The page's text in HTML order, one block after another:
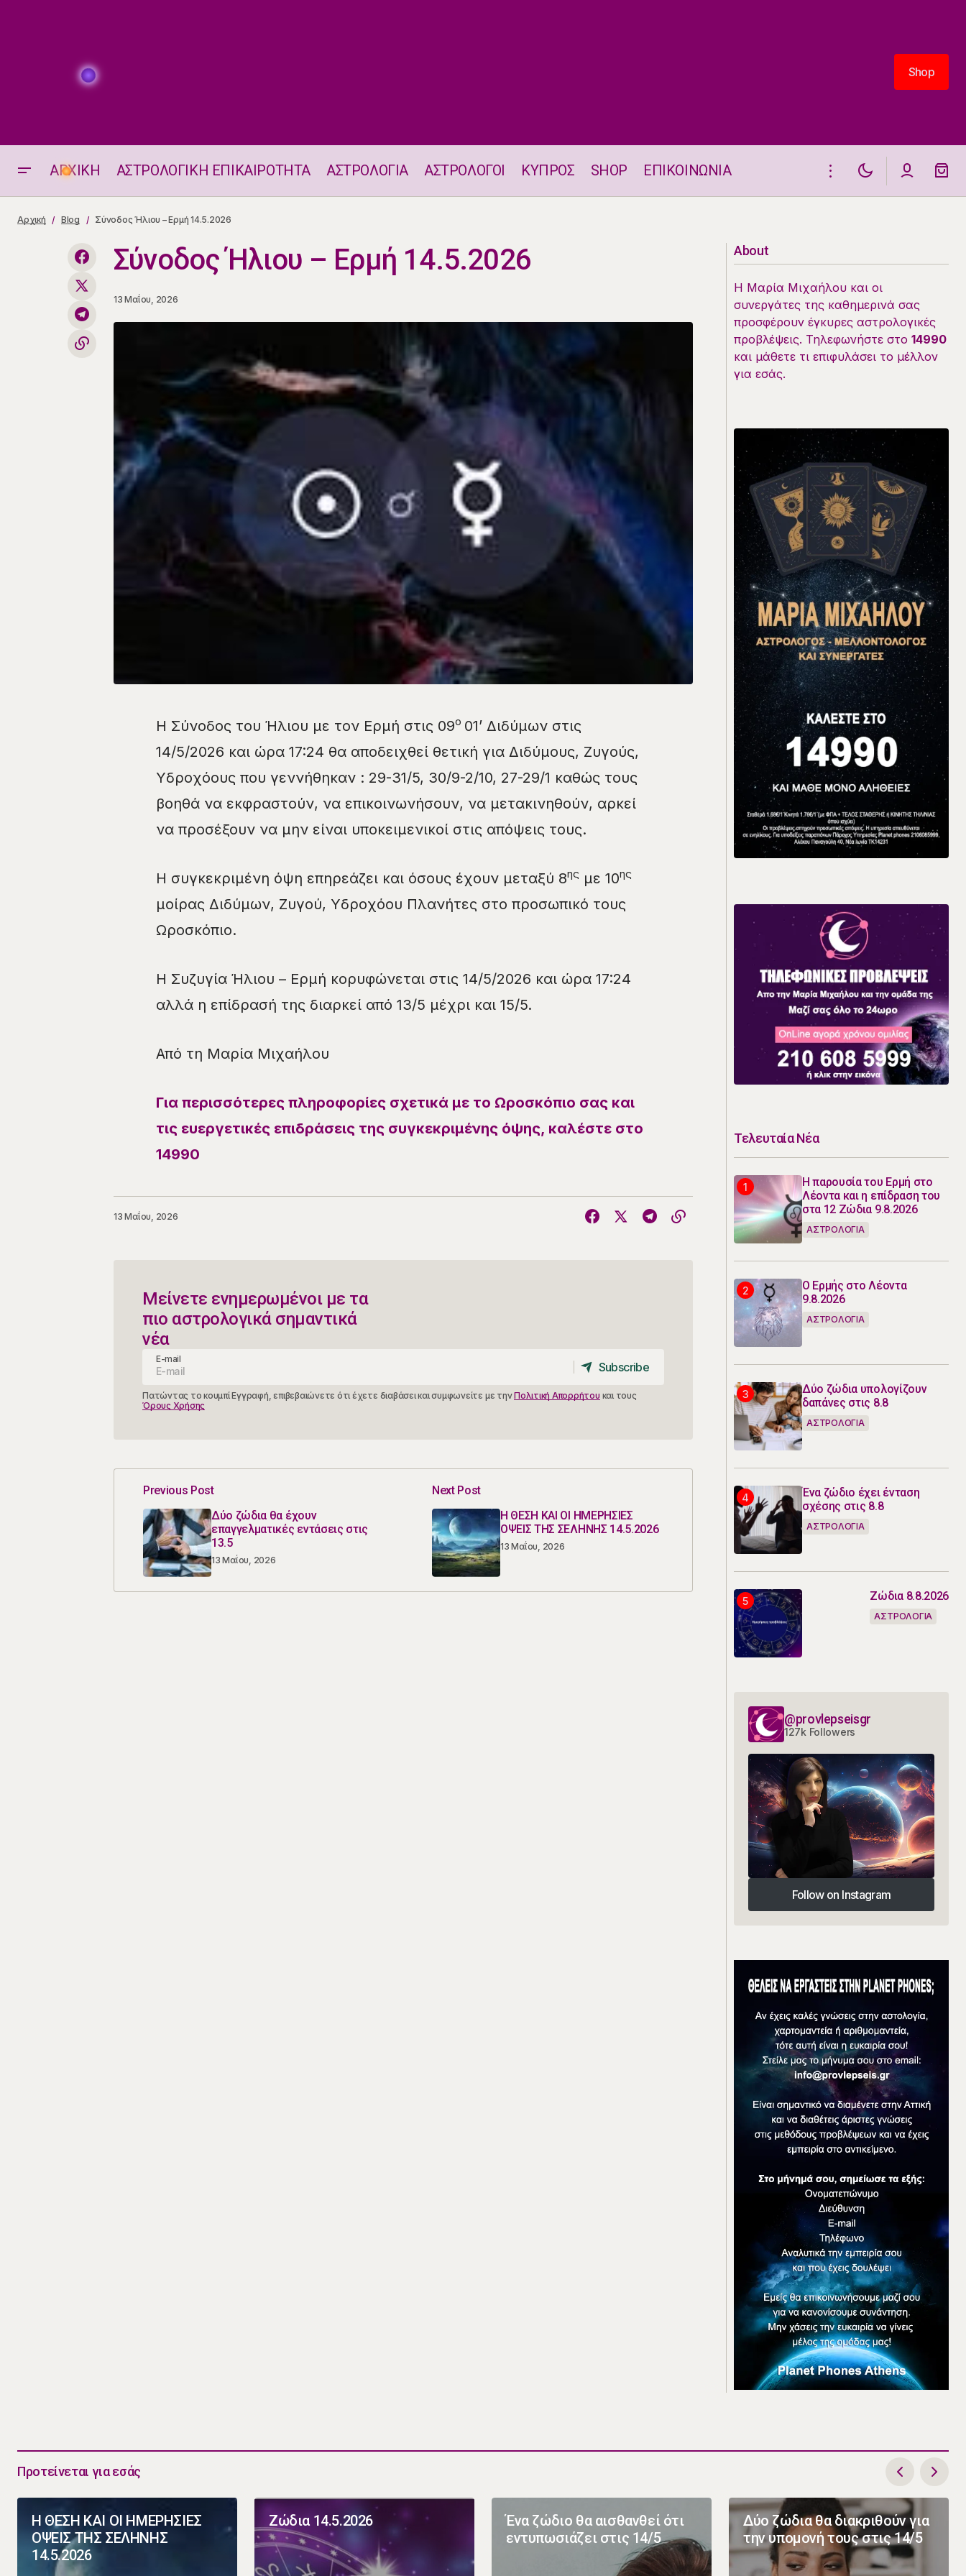
Shop
Shop
ΑΡΧΙΚΗ ΑΣΤΡΟΛΟΓΙΚΗ ΕΠΙΚΑΙΡΟΤΗΤΑ ΑΣΤΡΟΛΟΓΙΑ ΑΣΤΡΟΛΟΓΟΙ ΚΥΠΡΟΣ SHOP ΕΠΙΚΟΙΝΩΝΙΑ
Δύο ζώδια θα έχουν επαγγελματικές
εντάσεις στις 13.5
Αρχική Blog Σύνοδος Ήλιου – Ερμή 14.5.2026
Σύνοδος Ήλιου – Ερμή 14.5.2026
13 Μαΐου, 2026
Η Σύνοδος του Ήλιου με τον Ερμή στις 09ο 01’ Διδύμων στις
14/5/2026 και ώρα 17:24 θα αποδειχθεί θετική για Διδύμους, Ζυγούς,
Υδροχόους που γεννήθηκαν : 29-31/5, 30/9-2/10, 27-29/1 καθώς τους
βοηθά να εκφραστούν, να επικοινωνήσουν, να μετακινηθούν, αρκεί
να προσέξουν να μην είναι υποκειμενικοί στις απόψεις τους.
Η συγκεκριμένη όψη επηρεάζει και όσους έχουν μεταξύ 8ης με 10ης
μοίρας Διδύμων, Ζυγού, Υδροχόου Πλανήτες στο προσωπικό τους
Ωροσκόπιο.
Η Συζυγία Ήλιου – Ερμή κορυφώνεται στις 14/5/2026 και ώρα 17:24
αλλά η επίδρασή της διαρκεί από 13/5 μέχρι και 15/5.
Από τη Μαρία Μιχαήλου
Για περισσότερες πληροφορίες σχετικά με το Ωροσκόπιο σας και
τις ευεργετικές επιδράσεις της συγκεκριμένης όψης, καλέστε στο
14990
13 Μαΐου, 2026
Μείνετε ενημερωμένοι με τα
πιο αστρολογικά σημαντικά
νέα
E-mail
Subscribe
Πατώντας το κουμπί Εγγραφή, επιβεβαιώνετε ότι έχετε διαβάσει και συμφωνείτε με τηνΠολιτική Απορρήτου και τους
Όρους Χρήσης
Previous Post
Δύο ζώδια θα έχουν
επαγγελματικές εντάσεις στις
13.5
13 Μαΐου, 2026
Next Post
Η ΘΕΣΗ ΚΑΙ ΟΙ ΗΜΕΡΗΣΙΕΣ
ΟΨΕΙΣ ΤΗΣ ΣΕΛΗΝΗΣ 14.5.2026
13 Μαΐου, 2026
About
Η Μαρία Μιχαήλου και οι
συνεργάτες της καθημερινά σας
προσφέρουν έγκυρες αστρολογικές
προβλέψεις. Τηλεφωνήστε στο 14990
και μάθετε τι επιφυλάσει το μέλλον
για εσάς.
Τελευταία Νέα
Η παρουσία του Ερμή στο
Λέοντα και η επίδραση του
στα 12 Ζώδια 9.8.2026
ΑΣΤΡΟΛΟΓΙΑ
Ο Ερμής στο Λέοντα
9.8.2026
ΑΣΤΡΟΛΟΓΙΑ
Δύο ζώδια υπολογίζουν
δαπάνες στις 8.8
ΑΣΤΡΟΛΟΓΙΑ
Ένα ζώδιο έχει ένταση
σχέσης στις 8.8
ΑΣΤΡΟΛΟΓΙΑ
Ζώδια 8.8.2026
ΑΣΤΡΟΛΟΓΙΑ
@provlepseisgr
127k Followers
Follow on Instagram
Follow on Instagram
Προτείνεται για εσάς
Η ΘΕΣΗ ΚΑΙ ΟΙ ΗΜΕΡΗΣΙΕΣ
ΟΨΕΙΣ ΤΗΣ ΣΕΛΗΝΗΣ
14.5.2026
Ζώδια 14.5.2026
Ένα ζώδιο θα αισθανθεί ότι
εντυπωσιάζει στις 14/5
Δύο ζώδια θα διακριθούν για
την υπομονή τους στις 14/5